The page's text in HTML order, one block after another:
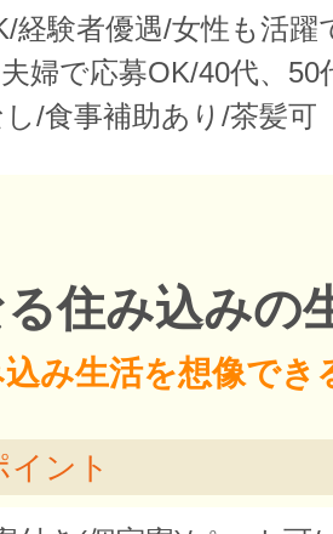
経験者優遇/女性も活躍
婦で応募OK/40代、50
/食事補助あり/茶髪可
住み込みの
み生活を想像でき
ント